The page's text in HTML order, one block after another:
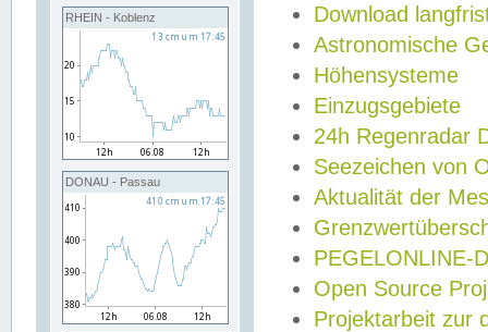
RHEIN - Koblenz
DONAU - Passau
Download
Astronomische
Höhensysteme
Einzugsgebiete
24h Regenradar
Seezeichen von
Aktualität der
PEGELONLINE-
Open Source
Projektarbeit zur